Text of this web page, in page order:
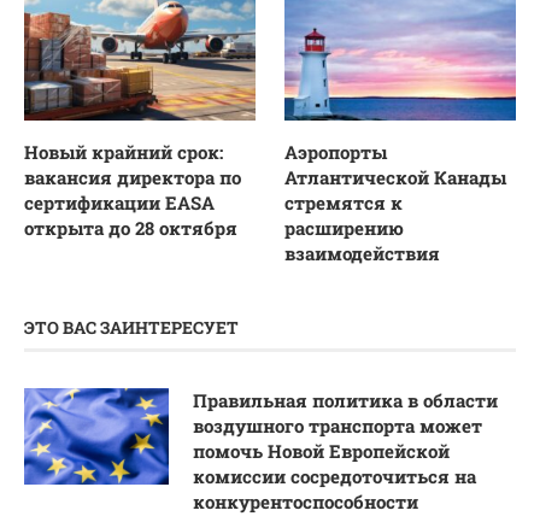
Новый крайний срок:
вакансия директора по
сертификации EASA
открыта до 28 октября
Аэропорты
Атлантической Канады
стремятся к
расширению
взаимодействия
ЭТО ВАС ЗАИНТЕРЕСУЕТ
Правильная политика в области
воздушного транспорта может
помочь Новой Европейской
комиссии сосредоточиться на
конкурентоспособности